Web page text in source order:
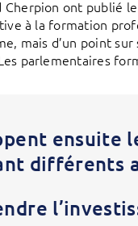
ont publié
à la formation
mais d’un point
parlementaires
ensuite
différents